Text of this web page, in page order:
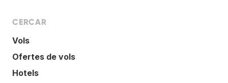
CERCAR
Vols
Ofertes de vols
Hotels